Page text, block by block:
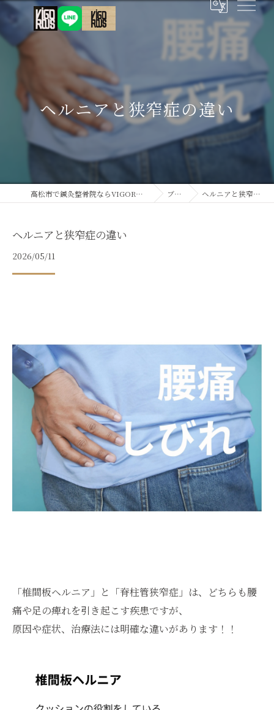
ヘルニアと狭窄症の違い
高松市で鍼灸整骨院ならVIGOROUS鍼灸接骨院 ブログ ヘルニアと狭窄症の違い
ヘルニアと狭窄症の違い
2026/05/11
「椎間板ヘルニア」と「脊柱管狭窄症」は、どちらも腰
痛や足の痺れを引き起こす疾患ですが、
原因や症状、治療法には明確な違いがあります！！